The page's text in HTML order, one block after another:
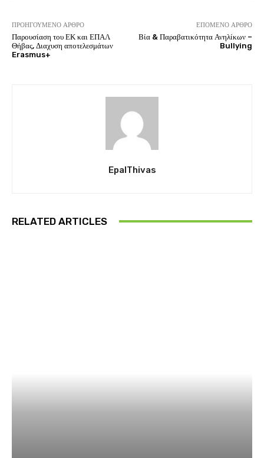
ΠΡΟΗΓΟΎΜΕΝΟ ΆΡΘΡΟ
Παρουσίαση του ΕΚ και ΕΠΑΛ
Θήβας, Διαχυση αποτελεσμάτων
Erasmus+
ΕΠΌΜΕΝΟ ΆΡΘΡΟ
Βία & Παραβατικότητα Ανηλίκων –
Bullying
EpalThivas
RELATED ARTICLES